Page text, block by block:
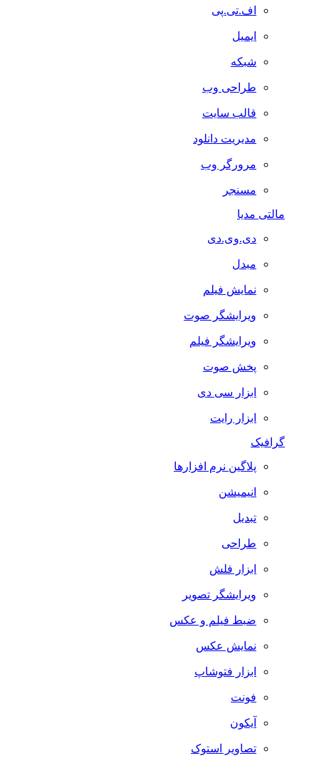
اف.تی.پی
ایمیل
شبکه
طراحی وب
قالب سایت
مدیریت دانلود
مرورگر وب
مسنجر
مالتی مدیا
دی.وی.دی
مبدل
نمایش فیلم
ویرایشگر صوت
ویرایشگر فیلم
پخش صوت
ابزار سی دی
ابزار رایت
گرافیک
پلاگین نرم افزارها
انیمیشن
تبدیل
طراحی
ابزار فلش
ویرایشگر تصویر
ضبط فيلم و عكس
نمایش عکس
ابزار فتوشاپ
فونت
آیکون
تصاویر استوک